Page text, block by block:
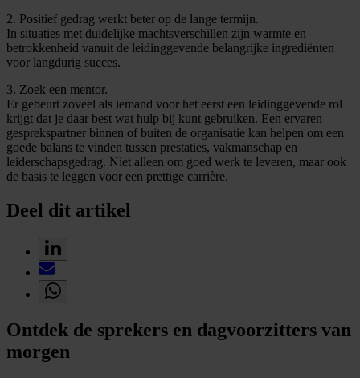
2. Positief gedrag werkt beter op de lange termijn.
In situaties met duidelijke machtsverschillen zijn warmte en
betrokkenheid vanuit de leidinggevende belangrijke ingrediënten
voor langdurig succes.
3. Zoek een mentor.
Er gebeurt zoveel als iemand voor het eerst een leidinggevende rol
krijgt dat je daar best wat hulp bij kunt gebruiken. Een ervaren
gesprekspartner binnen of buiten de organisatie kan helpen om een
goede balans te vinden tussen prestaties, vakmanschap en
leiderschapsgedrag. Niet alleen om goed werk te leveren, maar ook
de basis te leggen voor een prettige carrière.
Deel dit artikel
Ontdek de sprekers en dagvoorzitters van
morgen